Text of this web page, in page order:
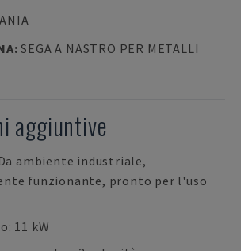
:SEGA A NASTRO PER METALLI
aggiuntive
ambiente industriale,
funzionante, pronto per l'uso
11 kW